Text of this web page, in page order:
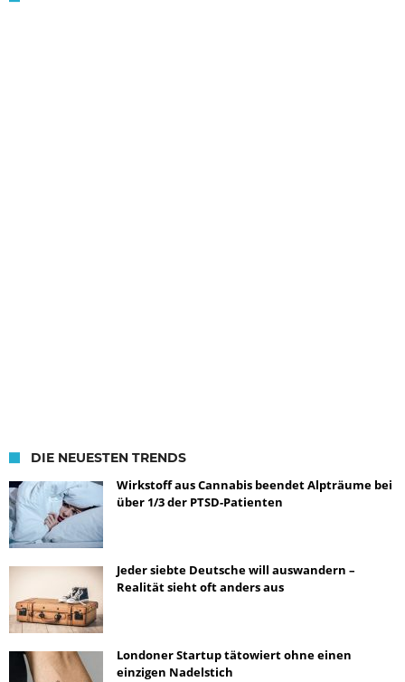
DIE NEUESTEN TRENDS
Wirkstoff aus Cannabis beendet Alpträume bei
über 1/3 der PTSD-Patienten
Jeder siebte Deutsche will auswandern –
Realität sieht oft anders aus
Londoner Startup tätowiert ohne einen
einzigen Nadelstich